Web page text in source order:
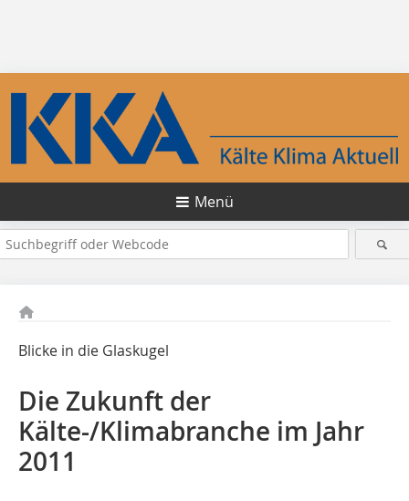
Menü
Blicke in die Glaskugel
Die Zukunft der
Kälte-/Klimabranche im Jahr
2011